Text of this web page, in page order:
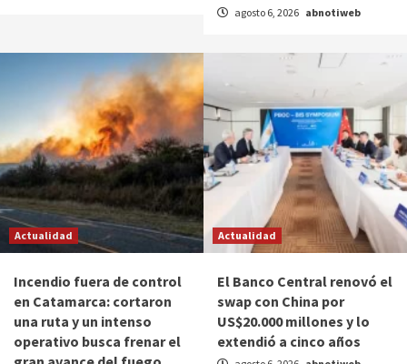
agosto 6, 2026 abnotiweb
Actualidad
Incendio fuera de control
en Catamarca: cortaron
una ruta y un intenso
operativo busca frenar el
Actualidad
El Banco Central renovó el
swap con China por
US$20.000 millones y lo
extendió a cinco años